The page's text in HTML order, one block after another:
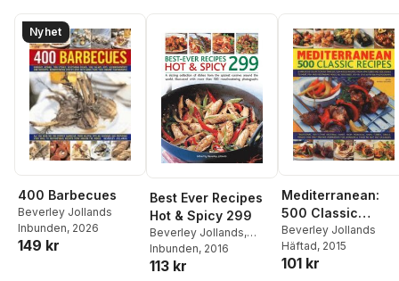
Nyhet
400 Barbecues
Beverley Jollands
Inbunden, 2026
149 kr
Best Ever Recipes
Hot & Spicy 299
Beverley Jollands,
Beverley Jollands
Inbunden, 2016
113 kr
Mediterranean:
500 Classic
Recipes
Beverley Jollands
Häftad, 2015
101 kr